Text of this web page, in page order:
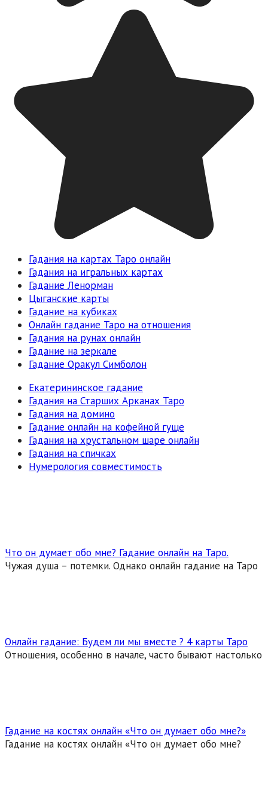
Гадания на картах Таро онлайн
Гадания на игральных картах
Гадание Ленорман
Цыганские карты
Гадание на кубиках
Онлайн гадание Таро на отношения
Гадания на рунах онлайн
Гадание на зеркале
Гадание Оракул Симболон
Екатерининское гадание
Гадания на Старших Арканах Таро
Гадания на домино
Гадание онлайн на кофейной гуще
Гадания на хрустальном шаре онлайн
Гадания на спичках
Нумерология совместимость
Что он думает обо мне? Гадание онлайн на Таро.
Чужая душа – потемки. Однако онлайн гадание на Таро
Онлайн гадание: Будем ли мы вместе ? 4 карты Таро
Отношения, особенно в начале, часто бывают настолько
Гадание на костях онлайн «Что он думает обо мне?»
Гадание на костях онлайн «Что он думает обо мне?